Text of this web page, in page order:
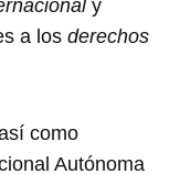
y
a losderechos
como
Autónoma